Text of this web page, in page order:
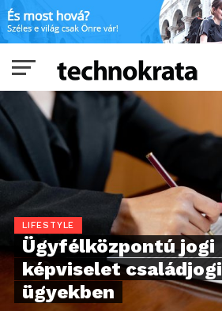
LIFESTYLE
Ügyfélközpontú jogi
képviselet családjogi
ügyekben